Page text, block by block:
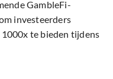
GambleFi-
investeerders
te bieden tijdens